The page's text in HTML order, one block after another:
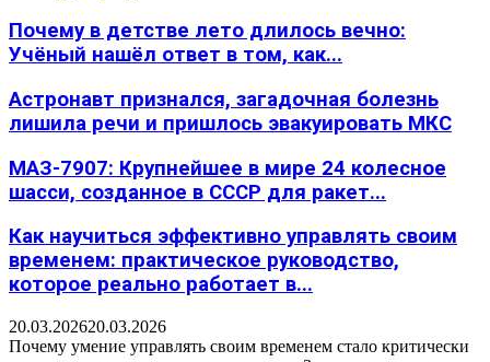
Почему в детстве лето длилось вечно:
Учёный нашёл ответ в том, как...
Астронавт признался, загадочная болезнь
лишила речи и пришлось эвакуировать МКС
МАЗ-7907: Крупнейшее в мире 24 колесное
шасси, созданное в СССР для ракет...
Как научиться эффективно управлять своим
временем: практическое руководство,
которое реально работает в...
20.03.202620.03.2026
Почему умение управлять своим временем стало критически